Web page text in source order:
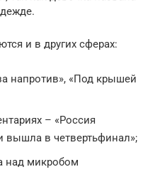
и в других сферах:
напротив», «Под крышей
– «Россия
вышла в четвертьфинал»;
над микробом